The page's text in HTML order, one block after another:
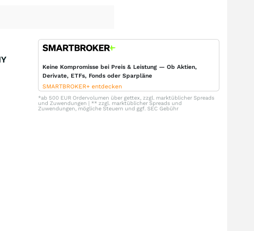
Keine Kompromisse bei Preis & Leistung — Ob Aktien,
Derivate, ETFs, Fonds oder Sparpläne
SMARTBROKER+ entdecken
*ab 500 EUR Ordervolumen über gettex, zzgl. marktüblicher Spreads
und Zuwendungen | ** zzgl. marktüblicher Spreads und
Zuwendungen, mögliche Steuern und ggf. SEC Gebühr